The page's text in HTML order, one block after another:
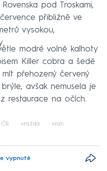
pod Troskami,
přibližně ve
vysokou,
modré volné kalhoty
Killer cobra a šedé
přehozený červený
avšak nemusela je
restaurace na očích.
vražda vrah
vypnuté